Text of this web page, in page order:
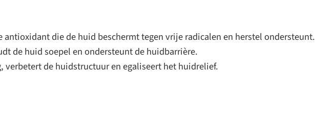
antioxidant die de huid beschermt tegen vrije radicalen en herstel ondersteunt.
de huid soepel en ondersteunt de huidbarrière.
de huidstructuur en egaliseert het huidrelief.